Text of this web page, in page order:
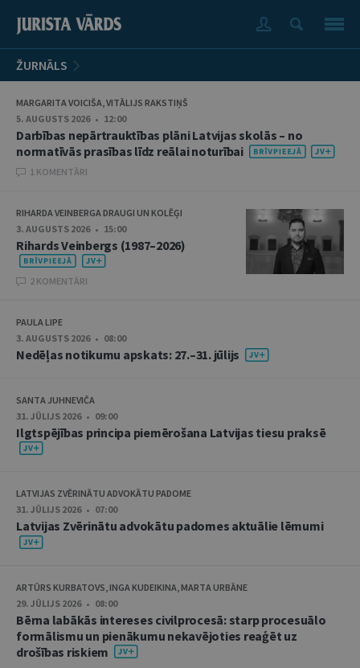
ŽURNĀLS
MARGARITA VOICIŠA, VITĀLIJS RAKSTIŅŠ
5. AUGUSTS 2026 • 12:00
Darbības nepārtrauktības plāni Latvijas skolās – no
normatīvās prasības līdz reālai noturībai
1 KOMENTĀRI
RIHARDA VEINBERGA DRAUGI UN KOLĒĢI
3. AUGUSTS 2026 • 15:00
Rihards Veinbergs (1987–2026)
2 KOMENTĀRI
PAULA LIPE
3. AUGUSTS 2026 • 08:00
Nedēļas notikumu apskats: 27.–31. jūlijs
SANTA JUHNEVIČA
31. JŪLIJS 2026 • 09:00
Ilgtspējības principa piemērošana Latvijas tiesu praksē
LATVIJAS ZVĒRINĀTU ADVOKĀTU PADOME
31. JŪLIJS 2026 • 07:00
Latvijas Zvērinātu advokātu padomes aktuālie lēmumi
ARTŪRS KURBATOVS, INGA KUDEIKINA, MARTA URBĀNE
29. JŪLIJS 2026 • 08:00
Bērna labākās intereses civilprocesā: starp procesuālo
formālismu un pienākumu nekavējoties reaģēt uz
drošības riskiem